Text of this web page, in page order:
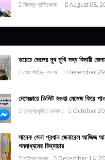
নিজস্ব প্রতিবেদক : August 08,
ডয়েচে ভেলের মুখ মুখি সদ্য বিদায়ী
মোঃ শাহিদুন আলম December
মেসেঞ্জারে ডিলিট হওয়া মেসেজ ফিরে
তথ্যপ্রযুক্তি ডেস্ক : October
সাবেক সেনা প্রধান জেনারেল আজিজ
গনমাধ্যমের মিথ্যাচার
শাহিদুন আলম December 14,